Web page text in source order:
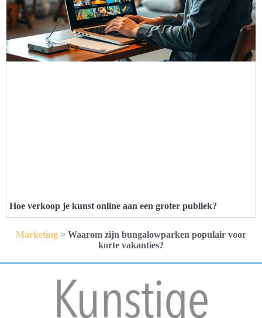
Hoe verkoop je kunst online aan een groter publiek?
Marketing > Waarom zijn bungalowparken populair voor
korte vakanties?